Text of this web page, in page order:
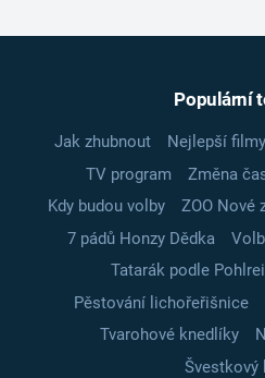
Populární
Jak zhubnout Nejlepší
TV program
Změna
Kdy budou volby
ZOO Nové
7 pádů Honzy Dědka
Tatarák podle
Pěstování lichořeřišnice
Tvarohové knedlíky
Švestkový